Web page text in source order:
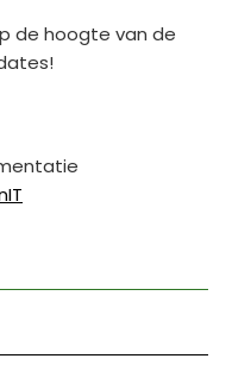
de hoogte van de